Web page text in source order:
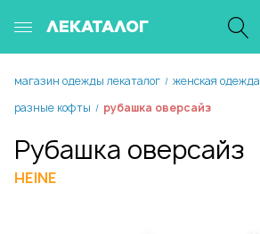
ЛЕКАТАЛОГ
магазин одежды лекаталог / женская одежда
разные кофты / рубашка оверсайз
Рубашка оверсайз
HEINE